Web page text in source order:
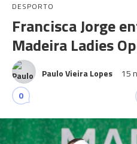
DESPORTO
Francisca Jorge
Madeira Ladies
Paulo Vieira Lopes 15
0